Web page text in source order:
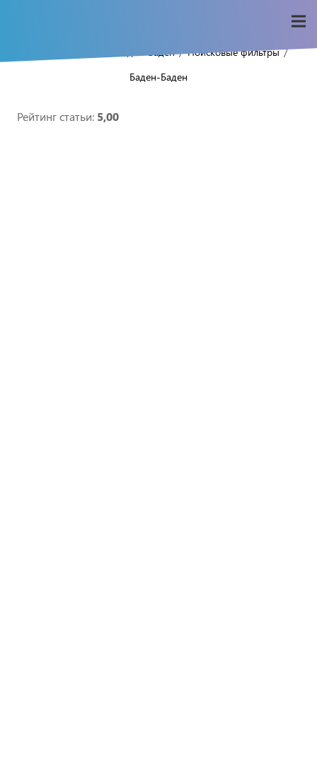
Баден-Баден / Поисковые фильтры /
Баден-Баден
Рейтинг статьи: 5,00